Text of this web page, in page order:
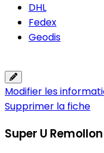
DHL
Fedex
Geodis
Modifier les
Supprimer la fiche
Super U Remollon